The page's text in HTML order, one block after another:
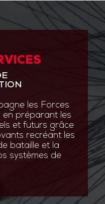
les Forces
en préparant les
et futurs grâce
recréant les
bataille et la
systèmes de